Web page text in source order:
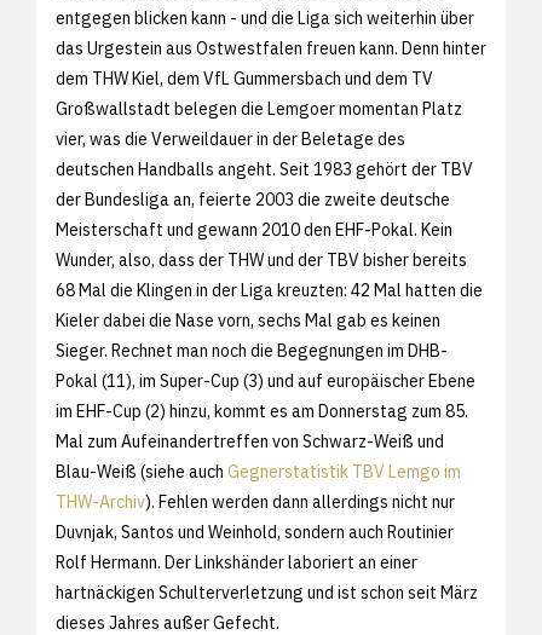
entgegen blicken kann - und die Liga sich weiterhin über
das Urgestein aus Ostwestfalen freuen kann. Denn hinter
dem THW Kiel, dem VfL Gummersbach und dem TV
Großwallstadt belegen die Lemgoer momentan Platz
vier, was die Verweildauer in der Beletage des
deutschen Handballs angeht. Seit 1983 gehört der TBV
der Bundesliga an, feierte 2003 die zweite deutsche
Meisterschaft und gewann 2010 den EHF-Pokal. Kein
Wunder, also, dass der THW und der TBV bisher bereits
68 Mal die Klingen in der Liga kreuzten: 42 Mal hatten die
Kieler dabei die Nase vorn, sechs Mal gab es keinen
Sieger. Rechnet man noch die Begegnungen im DHB-
Pokal (11), im Super-Cup (3) und auf europäischer Ebene
im EHF-Cup (2) hinzu, kommt es am Donnerstag zum 85.
Mal zum Aufeinandertreffen von Schwarz-Weiß und
Blau-Weiß (siehe auch Gegnerstatistik TBV Lemgo im
THW-Archiv). Fehlen werden dann allerdings nicht nur
Duvnjak, Santos und Weinhold, sondern auch Routinier
Rolf Hermann. Der Linkshänder laboriert an einer
hartnäckigen Schulterverletzung und ist schon seit März
dieses Jahres außer Gefecht.